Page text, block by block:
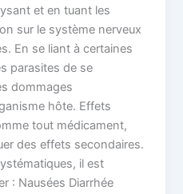
et en tuant les
sur le système nerveux
En se liant à certaines
parasites de se
dommages
hôte. Effets
tout médicament,
des effets secondaires.
il est
: Nausées Diarrhée